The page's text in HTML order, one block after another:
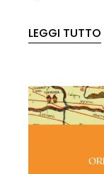
LEGGI TUTTO